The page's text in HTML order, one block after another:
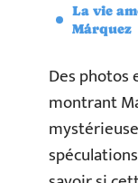
La vie
Márquez
Des photos
montrant